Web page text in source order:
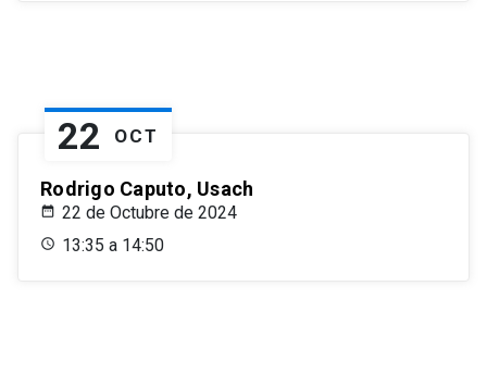
22 OCT
Rodrigo Caputo, Usach
22 de Octubre de 2024
13:35 a 14:50